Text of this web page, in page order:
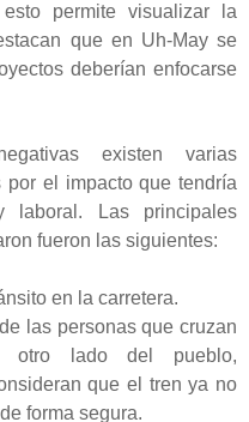
permite visualizar la
que en Uh-May se
deberían enfocarse
existen varias
por el impacto que tendría
Las principales
fueron las siguientes:
en la carretera.
las personas que cruzan
otro lado del pueblo,
que el tren ya no
forma segura.